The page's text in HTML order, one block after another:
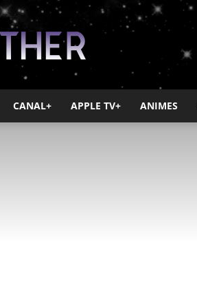
Ayther
CANAL+ APPLE TV+ ANIMES